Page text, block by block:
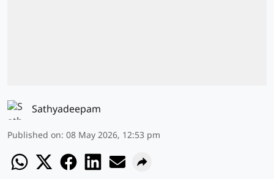
Sathyadeepam
Published on: 08 May 2026, 12:53 pm